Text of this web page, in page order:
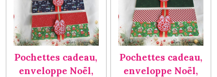
Pochettes cadeau,
enveloppe Noël,
Pochettes cadeau,
enveloppe Noël,